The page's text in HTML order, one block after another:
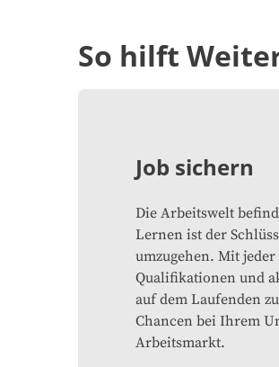
So hilft
Job sichern
Die Arbeitswelt
Lernen ist der
umzugehen. Mit
Qualifikationen und
auf dem Laufenden
Chancen bei Ihrem
Arbeitsmarkt.